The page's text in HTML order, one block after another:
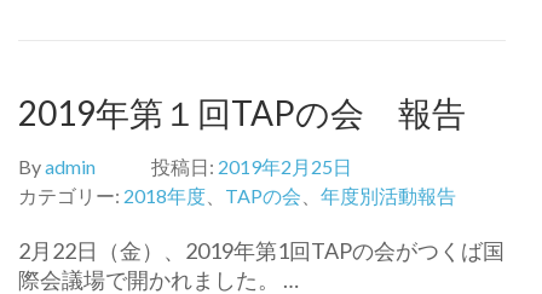
2019年第１回TAPの会 報告
Byadmin 投稿日: 2019年2月25日
カテゴリー: 2018年度 TAPの会 年度別活動報告
2月22日（金）、2019年第1回TAPの会がつくば国
際会議場で開かれました。 …